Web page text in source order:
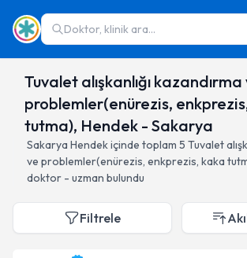
Doktor, klinik ara...
Tuvalet alışkanlığı kazandırma
problemler(enürezis,
tutma), Hendek - Sakarya
Sakarya Hendekiçinde toplam 5 Tuvalet
ve problemler(enürezis, enkprezis, kaka
doktor - uzman bulundu
Filtrele